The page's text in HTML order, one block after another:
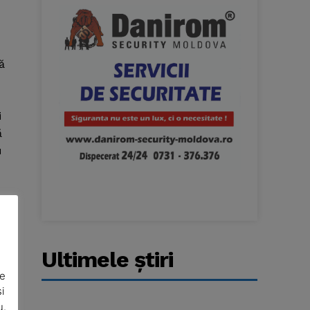
Ultimele ştiri